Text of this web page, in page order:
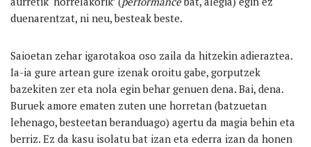
duenarentzat, ni neu, besteak beste.
Saioetan zehar igarotakoa oso zaila da hitzekin adieraztea.
Ia-ia gure artean gure izenak oroitu gabe, gorputzek
bazekiten zer eta nola egin behar genuen dena. Bai, dena.
Buruek amore ematen zuten une horretan (batzuetan
lehenago, besteetan beranduago) agertu da magia behin eta
berriz. Ez da kasu isolatu bat izan eta ederra izan da honen